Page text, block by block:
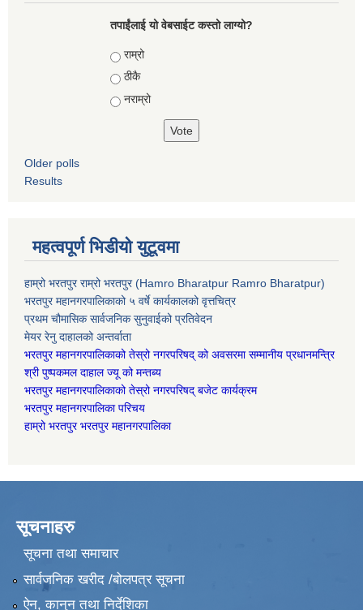
तपाईंलाई यो वेबसाईट कस्तो लाग्यो?
Choices
राम्रो
ठीकै
नराम्रो
Older polls
Results
महत्वपूर्ण भिडीयो युटूवमा
हाम्रो भरतपुर राम्रो भरतपुर (Hamro Bharatpur Ramro Bharatpur)
भरतपुर महानगरपालिकाको ५ वर्षे कार्यकालको वृत्तचित्र
प्रथम चौमासिक सार्वजनिक सुनुवाईको प्रतिवेदन
मेयर रेनु दाहालको अन्तर्वाता
भरतपुर महानगरपालिकाको तेस्रो नगरपरिषद् को अवसरमा सम्मानीय प्रधानमन्त्रि
श्री पुष्पकमल दाहाल ज्यू को मन्तब्य
भरतपुर महानगरपालिकाको तेस्रो नगरपरिषद् बजेट कार्यक्रम
भरतपुर महानगरपालिका परिचय
हाम्रो भरतपुर भरतपुर महानगरपालिका
सूचनाहरु
सूचना तथा समाचार
सार्वजनिक खरीद /बोलपत्र सूचना
ऐन, कानुन तथा निर्देशिका